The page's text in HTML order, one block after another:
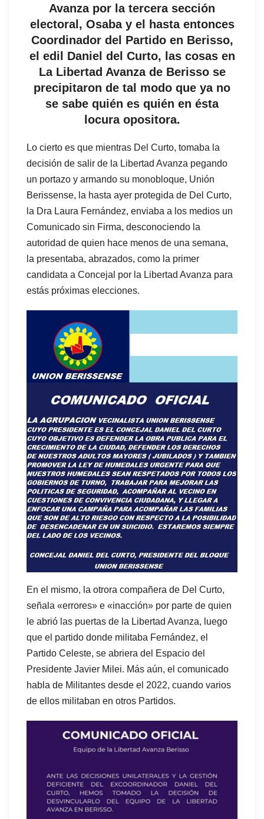
Avanza por la tercera sección
electoral, Osaba y el hasta entonces
Coordinador del Partido en Berisso,
el edil Daniel del Curto, las cosas en
La Libertad Avanza de Berisso se
precipitaron de tal modo que ya no
se sabe quién es quién en ésta
locura opositora.
Lo cierto es que mientras Del Curto, tomaba la
decisión de salir de la Libertad Avanza pegando
un portazo y armando su monobloque, Unión
Berissense, la hasta ayer protegida de Del Curto,
la Dra Laura Fernández, enviaba a los medios un
Comunicado sin Firma, desconociendo la
autoridad de quien hace menos de una semana,
la presentaba, abrazados, como la primer
candidata a Concejal por la Libertad Avanza para
estás próximas elecciones.
En el mismo, la otrora compañera de Del Curto,
señala «errores» e «inacción» por parte de quien
le abrió las puertas de la Libertad Avanza, luego
que el partido donde militaba Fernández, el
Partido Celeste, se abriera del Espacio del
Presidente Javier Milei. Más aún, el comunicado
habla de Militantes desde el 2022, cuando varios
de ellos militaban en otros Partidos.